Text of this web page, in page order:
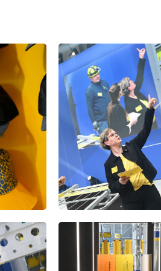
Open
Open